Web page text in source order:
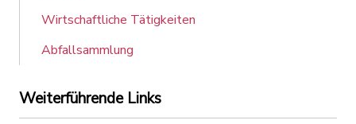
Wirtschaftliche Tätigkeiten
Abfallsammlung
Weiterführende Links